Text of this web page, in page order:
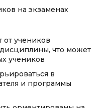
на экзаменах
от учеников
что может
учеников
в
и программы